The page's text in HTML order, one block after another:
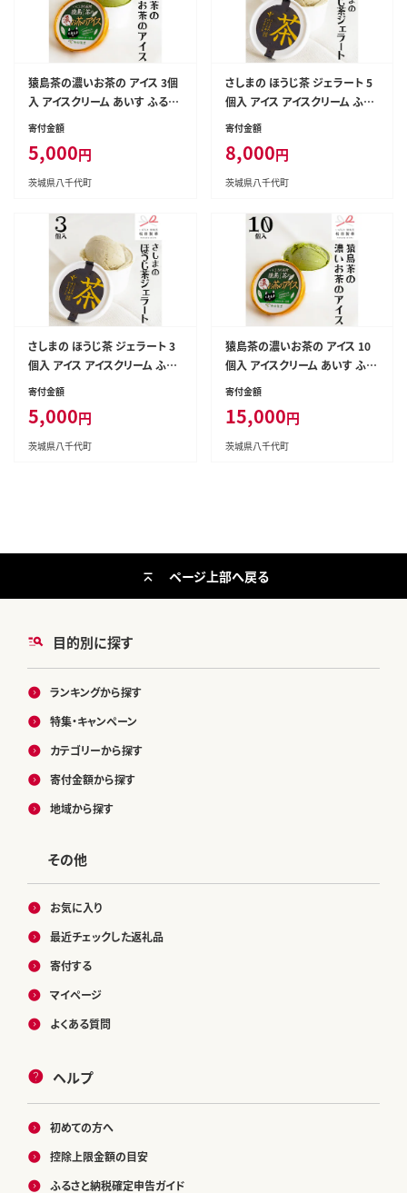
猿島茶の濃いお茶の アイス 3個
入 アイスクリーム あいす ふるさ
と納税 ギフト スイーツ お菓子
寄付金額
5,000円
茨城県八千代町
さしまの ほうじ茶 ジェラート 5
個入 アイス アイスクリーム ふる
さと納税 ギフト お菓子 お祝い
寄付金額
8,000円
茨城県八千代町
さしまの ほうじ茶 ジェラート 3
個入 アイス アイスクリーム ふる
さと納税 ギフト お菓子 お祝い
寄付金額
5,000円
茨城県八千代町
猿島茶の濃いお茶の アイス 10
個入 アイスクリーム あいす ふる
さと納税 ギフト スイーツ お菓子
寄付金額
15,000円
茨城県八千代町
目的別に探す
ランキングから探す
特集・キャンペーン
カテゴリーから探す
寄付金額から探す
地域から探す
その他
お気に入り
最近チェックした返礼品
寄付する
マイページ
よくある質問
ヘルプ
初めての方へ
控除上限金額の目安
ふるさと納税確定申告ガイド
ページ上部へ戻る